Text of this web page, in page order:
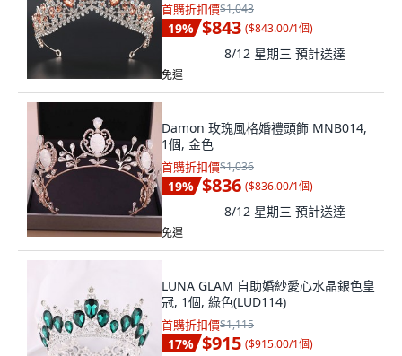
首購折扣價$1,043
19% $843 ($843.00/1個)
8/12 星期三 預計送達
免運
Damon 玫瑰風格婚禮頭飾 MNB014,
1個, 金色
首購折扣價$1,036
19% $836 ($836.00/1個)
8/12 星期三 預計送達
免運
LUNA GLAM 自助婚紗愛心水晶銀色皇
冠, 1個, 綠色(LUD114)
首購折扣價$1,115
17% $915 ($915.00/1個)